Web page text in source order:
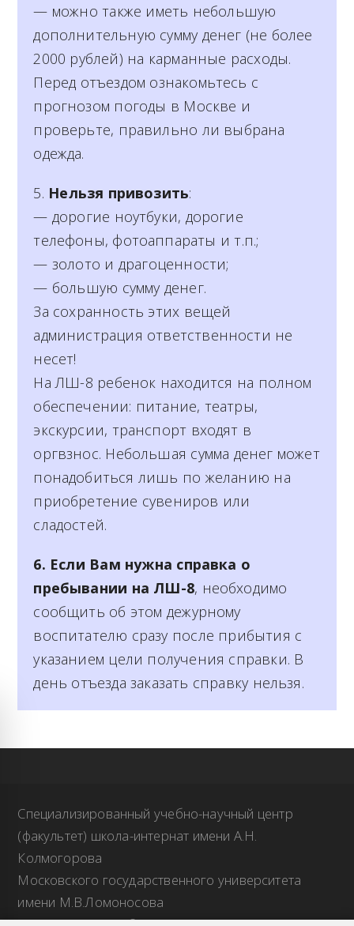
— можно также иметь небольшую
дополнительную сумму денег (не более
2000 рублей) на карманные расходы.
Перед отъездом ознакомьтесь с
прогнозом погоды в Москве и
проверьте, правильно ли выбрана
одежда.
5. Нельзя привозить:
— дорогие ноутбуки, дорогие
телефоны, фотоаппараты и т.п.;
— золото и драгоценности;
— большую сумму денег.
За сохранность этих вещей
администрация ответственности не
несет!
На ЛШ-8 ребенок находится на полном
обеспечении: питание, театры,
экскурсии, транспорт входят в
оргвзнос. Небольшая сумма денег может
понадобиться лишь по желанию на
приобретение сувениров или
сладостей.
6. Если Вам нужна справка о
пребывании на ЛШ-8, необходимо
сообщить об этом дежурному
воспитателю сразу после прибытия с
указанием цели получения справки. В
день отъезда заказать справку нельзя.
Специализированный учебно-научный центр
(факультет) школа-интернат имени А.Н.
Колмогорова
Московского государственного университета
имени М.В.Ломоносова